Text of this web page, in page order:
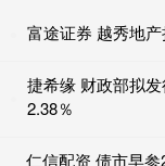
富途证券 越秀地
捷希缘 财政部拟
2.38％
仁信配资 债市早